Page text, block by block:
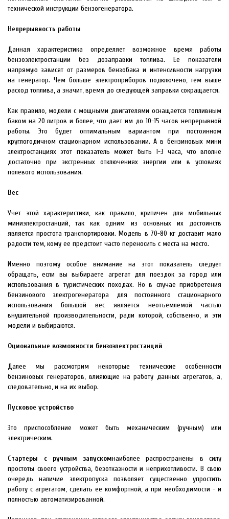
технической инструкции бензогенератора.
Непрерывность работы
Данная характеристика определяет возможное время работы
бензоэлектростанции без дозаправки топлива. Ее показатели
напрямую зависят от размеров бензобака и интенсивности нагрузки
на генератор. Чем больше электроприборов подключено, тем выше
расход топлива, а значит, время до следующей заправки сокращается.
Как правило, модели с мощными двигателями оснащается топливным
баком на 20 литров и более, что дает им до 10-15 часов непрерывной
работы. Это будет оптимальным вариантом при постоянном
круглогодичном стационарном использовании. А в бензиновых мини
электростанциях этот показатель может быть 1-3 часа, что вполне
достаточно при экстренных отключениях энергии или в условиях
полевого использования.
Вес
Учет этой характеристики, как правило, критичен для мобильных
миниэлектростанций, так как одним из основных их достоинств
является простота транспортировки. Модель в 70-80 кг доставит мало
радости тем, кому ее предстоит часто переносить с места на место.
Именно поэтому особое внимание на этот показатель следует
обращать, если вы выбираете агрегат для поездок за город или
использования в туристических походах. Но в случае приобретения
бензинового электрогенератора для постоянного стационарного
использования большой вес является неотъемлемой частью
внушительной производительности, ради которой, собственно, и эти
модели и выбираются.
Оциональные возможности бензоэлектростанций
Далее мы рассмотрим некоторые технические особенности
бензиновых генераторов, влияющие на работу данных агрегатов, а,
следовательно, и на их выбор.
Пусковое устройство
Это приспособление может быть механическим (ручным) или
электрическим.
Стартеры с ручным запускомнаиболее распространены в силу
простоты своего устройства, безотказности и неприхотливости. В свою
очередь наличие электропуска позволяет существенно упростить
работу с агрегатом, сделать ее комфортной, а при необходимости - и
полностью автоматизированной.